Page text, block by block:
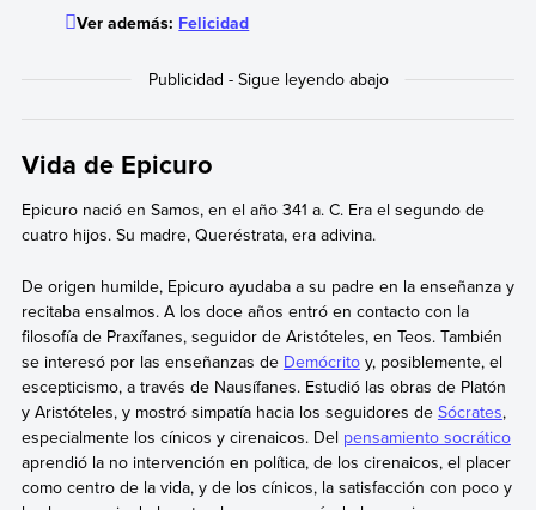
Ver además: Felicidad
Vida de Epicuro
Epicuro nació en Samos, en el año 341 a. C. Era el segundo de
cuatro hijos. Su madre, Queréstrata, era adivina.
De origen humilde, Epicuro ayudaba a su padre en la enseñanza y
recitaba ensalmos. A los doce años entró en contacto con la
filosofía de Praxífanes, seguidor de Aristóteles, en Teos. También
se interesó por las enseñanzas de Demócritoy, posiblemente, el
escepticismo, a través de Nausífanes. Estudió las obras de Platón
y Aristóteles, y mostró simpatía hacia los seguidores de Sócrates,
especialmente los cínicos y cirenaicos. Del pensamiento socrático
aprendió la no intervención en política, de los cirenaicos, el placer
como centro de la vida, y de los cínicos, la satisfacción con poco y